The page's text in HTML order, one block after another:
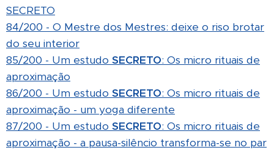
SECRETO
84/200 - O Mestre dos Mestres: deixe o riso brotar
do seu interior
85/200 - Um estudo SECRETO: Os micro rituais de
aproximação
86/200 - Um estudo SECRETO: Os micro rituais de
aproximação - um yoga diferente
87/200 - Um estudo SECRETO: Os micro rituais de
aproximação - a pausa-silêncio transforma-se no par